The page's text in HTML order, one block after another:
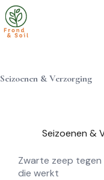
Ga
naar
de
Seizoenen & Verzorging
Seizoenen &
Zwarte zeep tegen
die werkt